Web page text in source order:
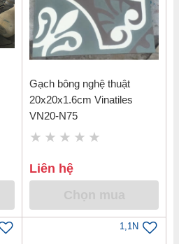
Gạch bông nghệ thuật
20x20x1.6cm Vinatiles
VN20-N75
Liên hệ
1,1N